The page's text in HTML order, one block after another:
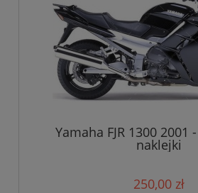
Yamaha FJR 1300 2001
naklejki
250,00 zł